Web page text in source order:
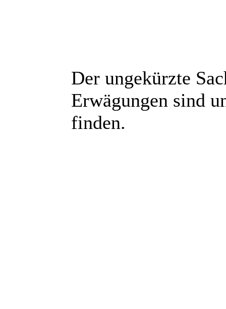
Der ungekürzte
Erwägungen sind
finden.